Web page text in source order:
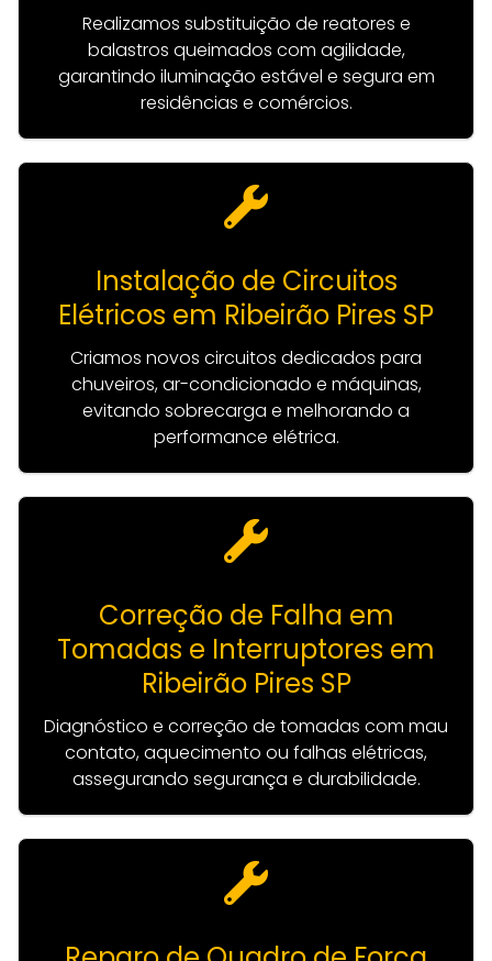
Realizamos substituição de reatores e
balastros queimados com agilidade,
garantindo iluminação estável e segura em
residências e comércios.
Instalação de Circuitos
Elétricos em Ribeirão Pires SP
Criamos novos circuitos dedicados para
chuveiros, ar-condicionado e máquinas,
evitando sobrecarga e melhorando a
performance elétrica.
Correção de Falha em
Tomadas e Interruptores em
Ribeirão Pires SP
Diagnóstico e correção de tomadas com mau
contato, aquecimento ou falhas elétricas,
assegurando segurança e durabilidade.